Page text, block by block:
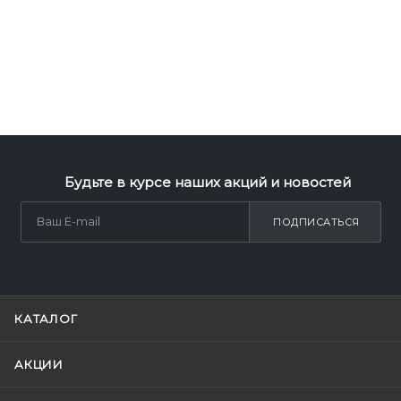
Будьте в курсе наших акций и новостей
ПОДПИСАТЬСЯ
КАТАЛОГ
АКЦИИ